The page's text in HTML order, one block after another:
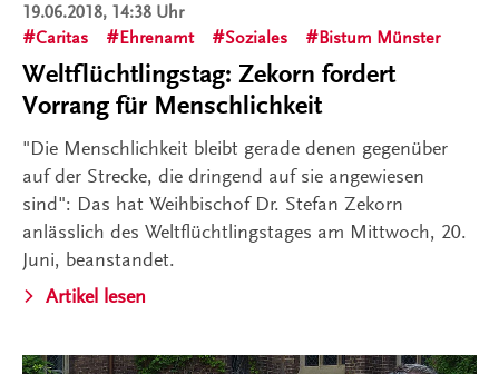
19.06.2018, 14:38 Uhr
Caritas
Ehrenamt Soziales Bistum Münster
Weltflüchtlingstag: Zekorn fordert
Vorrang für Menschlichkeit
"Die Menschlichkeit bleibt gerade denen gegenüber
auf der Strecke, die dringend auf sie angewiesen
sind": Das hat Weihbischof Dr. Stefan Zekorn
anlässlich des Weltflüchtlingstages am Mittwoch, 20.
Juni, beanstandet.
Artikel lesen